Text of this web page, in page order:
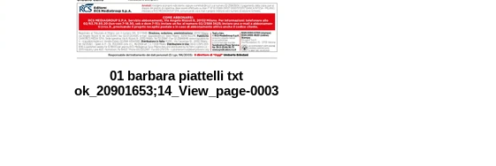
01 barbara piattelli txt
ok_20901653;14_View_page-0003